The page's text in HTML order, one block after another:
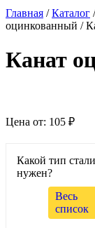
Главная /Каталог
оцинкованный /
Канат
Цена от: 105 ₽
Какой тип
нужен?
Весь
список